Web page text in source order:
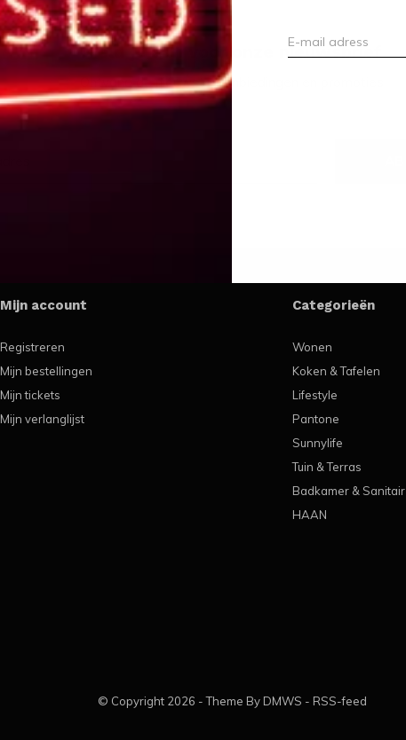
Meld je aan voor onze nieuwsbrief
Ontvang de nieuwste aanbiedingen en promoties
Mijn account
Registreren
Mijn bestellingen
Mijn tickets
Mijn verlanglijst
Categorieën
Wonen
Koken & Tafelen
Lifestyle
Pantone
Sunnylife
Tuin & Terras
Badkamer & Sanitair
HAAN
© Copyright 2026 - Theme By DMWS - RSS-feed